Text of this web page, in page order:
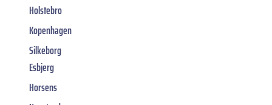
Holstebro
Kopenhagen
Silkeborg
Esbjerg
Horsens